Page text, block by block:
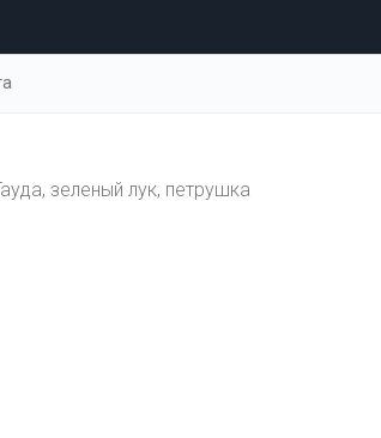
зеленый лук, петрушка